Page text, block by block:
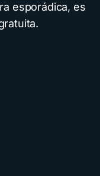
esporádica, es